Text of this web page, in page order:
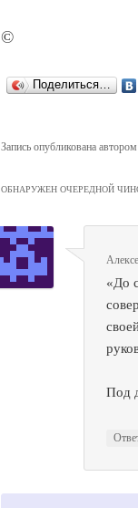
©
Поделиться…
Запись опубликована автором
ОБНАРУЖЕН ОЧЕРЕДНОЙ
«До
Под